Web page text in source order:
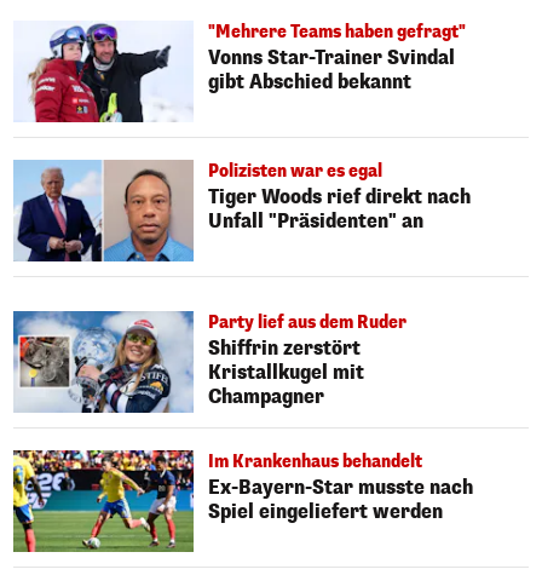
"Mehrere Teams haben gefragt"
Vonns Star-Trainer Svindal
gibt Abschied bekannt
Polizisten war es egal
Tiger Woods rief direkt nach
Unfall "Präsidenten" an
Party lief aus dem Ruder
Shiffrin zerstört
Kristallkugel mit
Champagner
Im Krankenhaus behandelt
Ex-Bayern-Star musste nach
Spiel eingeliefert werden